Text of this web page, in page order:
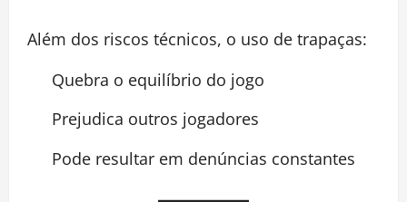
Além dos riscos técnicos, o uso de trapaças:
Quebra o equilíbrio do jogo
Prejudica outros jogadores
Pode resultar em denúncias constantes